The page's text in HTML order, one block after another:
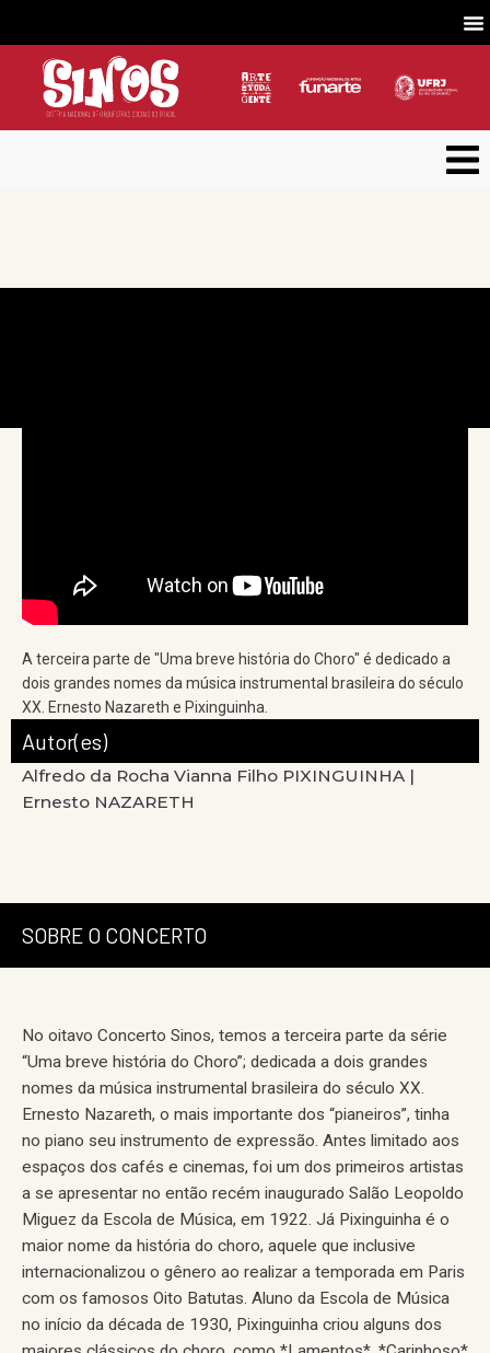
A terceira parte de "Uma breve história do Choro" é dedicado a
dois grandes nomes da música instrumental brasileira do século
XX. Ernesto Nazareth e Pixinguinha.
Autor(es)
Alfredo da Rocha Vianna Filho PIXINGUINHA |
Ernesto NAZARETH
SOBRE O CONCERTO
No oitavo Concerto Sinos, temos a terceira parte da série
“Uma breve história do Choro”; dedicada a dois grandes
nomes da música instrumental brasileira do século XX.
Ernesto Nazareth, o mais importante dos “pianeiros”, tinha
no piano seu instrumento de expressão. Antes limitado aos
espaços dos cafés e cinemas, foi um dos primeiros artistas
a se apresentar no então recém inaugurado Salão Leopoldo
Miguez da Escola de Música, em 1922. Já Pixinguinha é o
maior nome da história do choro, aquele que inclusive
internacionalizou o gênero ao realizar a temporada em Paris
com os famosos Oito Batutas. Aluno da Escola de Música
no início da década de 1930, Pixinguinha criou alguns dos